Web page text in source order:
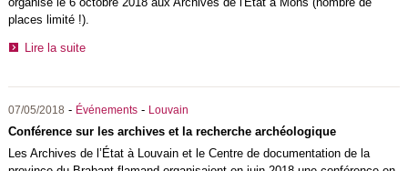
places limité !).
Lire la suite
07/05/2018 - Événements- Louvain
Conférence sur les archives et la recherche archéologique
Les Archives de l’État à Louvain et le Centre de documentation de la